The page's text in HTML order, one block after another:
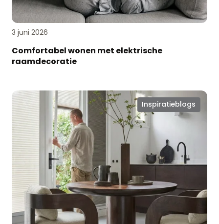
3 juni 2026
Comfortabel wonen met elektrische
raamdecoratie
Inspiratieblogs
Slimme
raamoplossingen:
EasyClick®
en
EasyEdge®